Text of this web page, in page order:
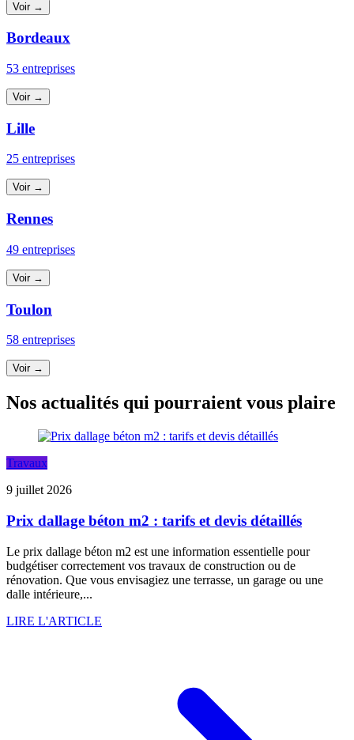
Voir →
Bordeaux
53 entreprises
Voir →
Lille
25 entreprises
Voir →
Rennes
49 entreprises
Voir →
Toulon
58 entreprises
Voir →
Nos actualités qui pourraient vous plaire
Travaux
9 juillet 2026
Prix dallage béton m2 : tarifs et devis détaillés
Le prix dallage béton m2 est une information essentielle pour
budgétiser correctement vos travaux de construction ou de
rénovation. Que vous envisagiez une terrasse, un garage ou une
dalle intérieure,...
LIRE L'ARTICLE